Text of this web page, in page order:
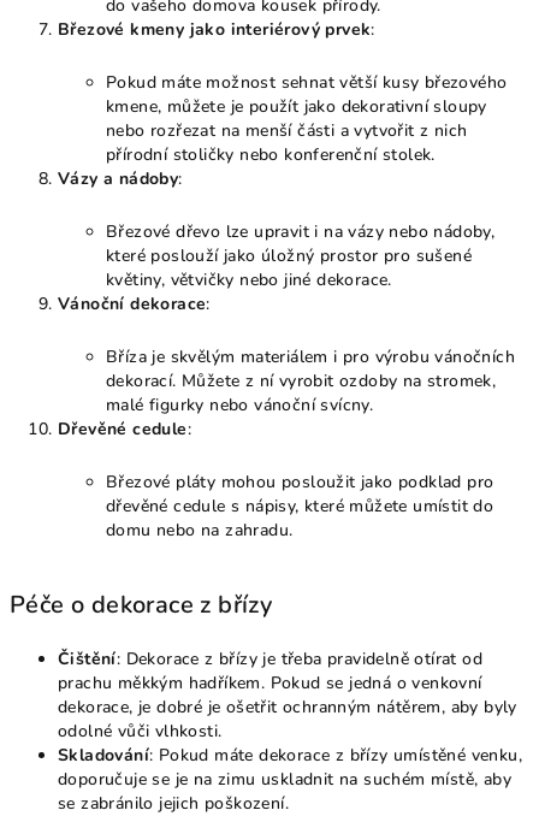
do vašeho domova kousek přírody.
Březové kmeny jako interiérový prvek:
Pokud máte možnost sehnat větší kusy březového
kmene, můžete je použít jako dekorativní sloupy
nebo rozřezat na menší části a vytvořit z nich
přírodní stoličky nebo konferenční stolek.
Vázy a nádoby:
Březové dřevo lze upravit i na vázy nebo nádoby,
které poslouží jako úložný prostor pro sušené
květiny, větvičky nebo jiné dekorace.
Vánoční dekorace:
Bříza je skvělým materiálem i pro výrobu vánočních
dekorací. Můžete z ní vyrobit ozdoby na stromek,
malé figurky nebo vánoční svícny.
Dřevěné cedule:
Březové pláty mohou posloužit jako podklad pro
dřevěné cedule s nápisy, které můžete umístit do
domu nebo na zahradu.
Péče o dekorace z břízy
Čištění: Dekorace z břízy je třeba pravidelně otírat od
prachu měkkým hadříkem. Pokud se jedná o venkovní
dekorace, je dobré je ošetřit ochranným nátěrem, aby byly
odolné vůči vlhkosti.
Skladování: Pokud máte dekorace z břízy umístěné venku,
doporučuje se je na zimu uskladnit na suchém místě, aby
se zabránilo jejich poškození.